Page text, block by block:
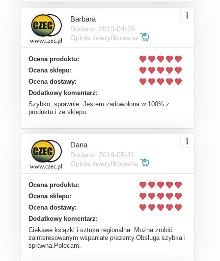
Barbara
Dodano: 2019-04-26
Opinia zweryfikowana
Ocena produktu:
Ocena sklepu:
Ocena dostawy:
Dodatkowy komentarz:
Szybko, sprawnie. Jestem zadowolona w 100% z
produktu i ze sklepu.
Dana
Dodano: 2019-05-11
Opinia zweryfikowana
Ocena produktu:
Ocena sklepu:
Ocena dostawy:
Dodatkowy komentarz:
Ciekawe książki i sztuka regionalna. Można zrobić
zainteresowanym wspaniałe prezenty.Obsługa szybka i
sprawna.Polecam.